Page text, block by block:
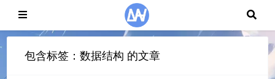
包含标签：数据结构 的文章